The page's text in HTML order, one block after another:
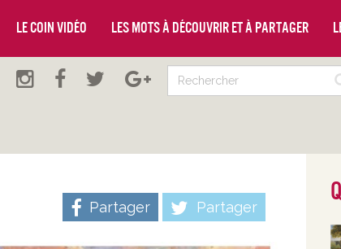
Le coin vidéo Les mots à découvrir et à partager
Partager Partager